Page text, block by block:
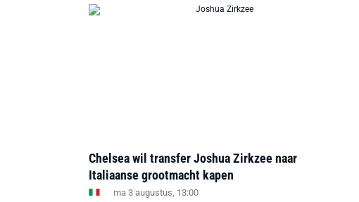
Chelsea wil transfer Joshua Zirkzee naar
Italiaanse grootmacht kapen
ma 3 augustus, 13:00